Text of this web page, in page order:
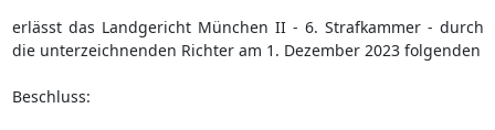
erlässt das Landgericht München II - 6. Strafkammer - durch
die unterzeichnenden Richter am 1. Dezember 2023 folgenden
Beschluss: